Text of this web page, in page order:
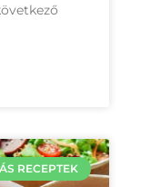
RECEPTEK